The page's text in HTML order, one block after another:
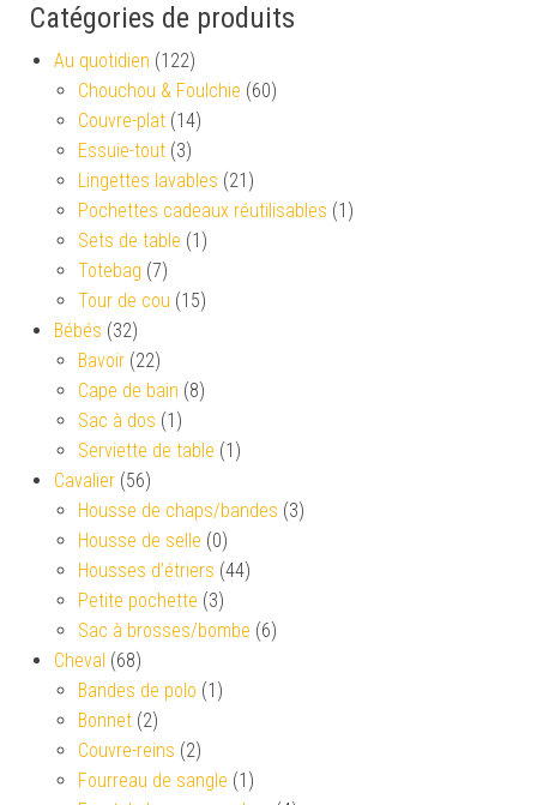
Catégories de produits
Au quotidien (122)
Chouchou & Foulchie (60)
Couvre-plat (14)
Essuie-tout (3)
Lingettes lavables (21)
Pochettes cadeaux réutilisables (1)
Sets de table (1)
Totebag (7)
Tour de cou (15)
Bébés (32)
Bavoir (22)
Cape de bain (8)
Sac à dos (1)
Serviette de table (1)
Cavalier (56)
Housse de chaps/bandes (3)
Housse de selle (0)
Housses d’étriers (44)
Petite pochette (3)
Sac à brosses/bombe (6)
Cheval (68)
Bandes de polo (1)
Bonnet (2)
Couvre-reins (2)
Fourreau de sangle (1)